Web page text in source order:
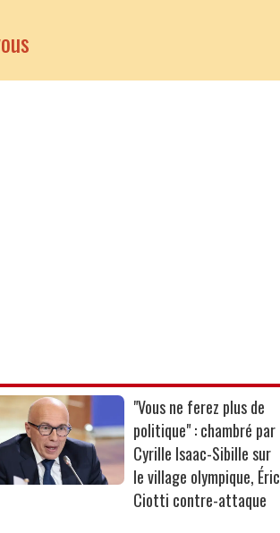
"Vous ne ferez plus de
politique" : chambré par
Cyrille Isaac-Sibille sur
le village olympique, Éric
Ciotti contre-attaque